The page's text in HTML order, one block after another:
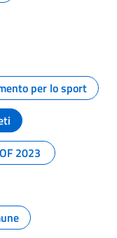
per lo sport
2023